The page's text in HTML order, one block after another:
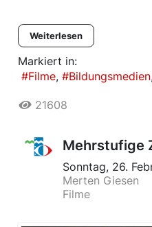
Weiterlesen
Markiert in:
Filme
Bildungsmedien
21608
Mehrstufige
Sonntag, 26.
Merten Giesen
Filme